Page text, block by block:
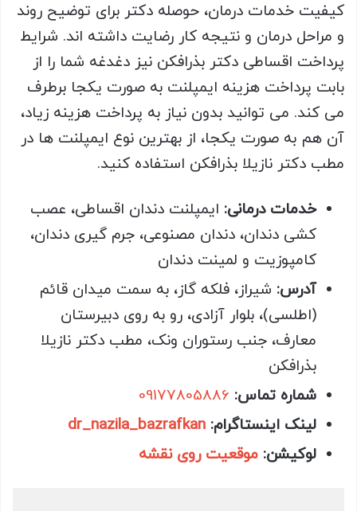
کیفیت خدمات درمان، حوصله دکتر برای توضیح روند
و مراحل درمان و نتیجه کار رضایت داشته اند. شرایط
پرداخت اقساطی دکتر بذرافکن نیز دغدغه شما را از
بابت پرداخت هزینه ایمپلنت به صورت یکجا برطرف
می کند. می توانید بدون نیاز به پرداخت هزینه زیاد،
آن هم به صورت یکجا، از بهترین نوع ایمپلنت ها در
مطب دکتر نازیلا بذرافکن استفاده کنید.
خدمات درمانی: ایمپلنت دندان اقساطی، عصب
کشی دندان، دندان مصنوعی، جرم گیری دندان،
کامپوزیت و لمینت دندان
آدرس: شیراز، فلکه گاز، به سمت میدان قائم
(اطلسی)، بلوار آزادی، رو به روی دبیرستان
معارف، جنب رستوران ونک، مطب دکتر نازیلا
بذرافکن
شماره تماس: 09177805886
لینک اینستاگرام: dr_nazila_bazrafkan
لوکیشن: موقعیت روی نقشه